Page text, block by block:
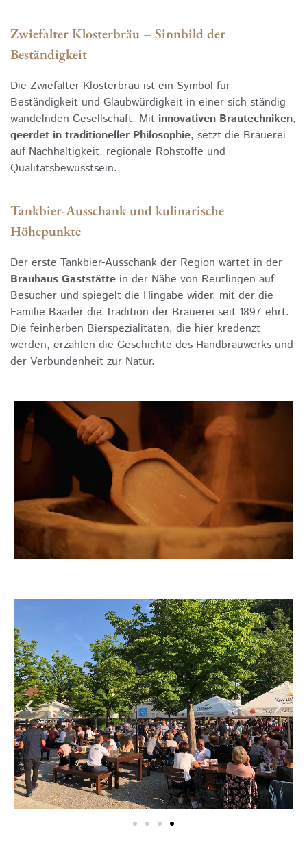
Zwiefalter Klosterbräu – Sinnbild der
Beständigkeit
Die Zwiefalter Klosterbräu ist ein Symbol für
Beständigkeit und Glaubwürdigkeit in einer sich ständig
wandelnden Gesellschaft. Mit innovativen Brautechniken,
geerdet in traditioneller Philosophie, setzt die Brauerei
auf Nachhaltigkeit, regionale Rohstoffe und
Qualitätsbewusstsein.
Tankbier-Ausschank und kulinarische
Höhepunkte
Der erste Tankbier-Ausschank der Region wartet in der
Brauhaus Gaststätte in der Nähe von Reutlingen auf
Besucher und spiegelt die Hingabe wider, mit der die
Familie Baader die Tradition der Brauerei seit 1897 ehrt.
Die feinherben Bierspezialitäten, die hier kredenzt
werden, erzählen die Geschichte des Handbrauwerks und
der Verbundenheit zur Natur.